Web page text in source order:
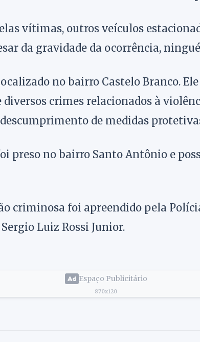
vítimas, outros veículos
da gravidade da ocorrência,
no bairro Castelo Branco.
diversos crimes relacionados à
de medidas
preso no bairro Santo Antônio e
criminosa foi apreendido pela
Luiz Rossi Junior.
Espaço Publicitário
870x120